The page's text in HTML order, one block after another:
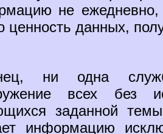
не
ценность данных,
ни одна
всех без
заданной
информацию